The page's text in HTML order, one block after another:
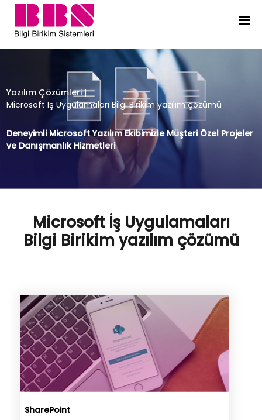
Microsoft İş Uygulamaları Bilgi
Yazılım Çözümleri |
Microsoft İş Uygulamaları Bilgi Birikim yazılım çözümü
Deneyimli Microsoft Yazılım Ekibimizle Müşteri Özel Projeler
ve Danışmanlık Hizmetleri
Microsoft İş Uygulamaları
Bilgi Birikim yazılım çözümü
SharePoint